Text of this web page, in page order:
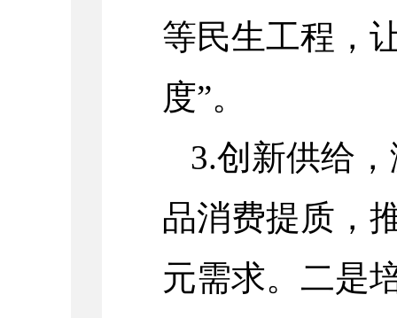
等民生工程，
度”。
3.创新供给
品消费提质，
元需求。二是